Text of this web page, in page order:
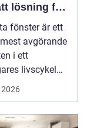
lösning för
klimat
fönster är ett
avgörande
i ett
livscykel
hem. Rätt f...